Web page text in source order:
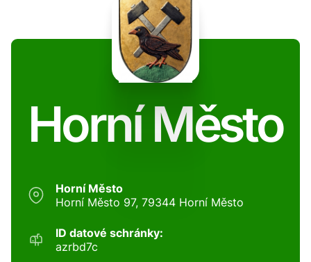
Horní Město
Horní Město
Horní Město 97, 79344 Horní Město
ID datové schránky:
azrbd7c